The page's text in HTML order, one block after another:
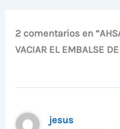
2 comentarios en
VACIAR EL EMBALSE
jesus